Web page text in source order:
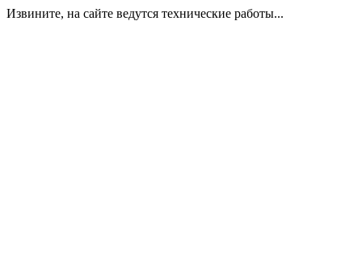
Извините, на сайте ведутся технические работы...